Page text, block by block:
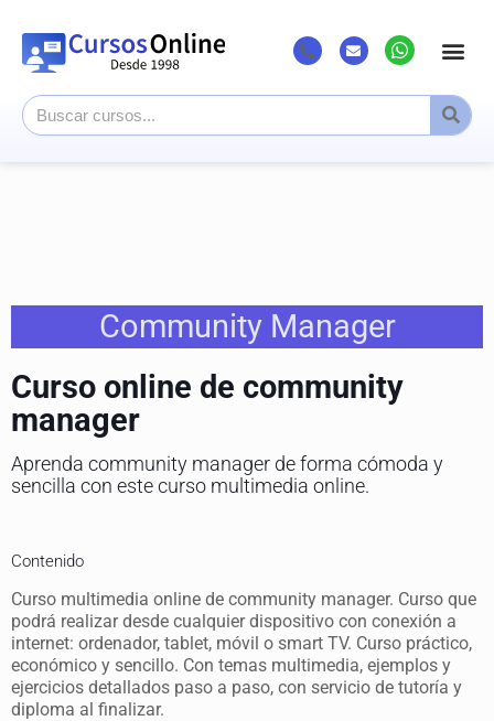
Community Manager
Curso online de community
manager
Aprenda community manager de forma cómoda y
sencilla con este curso multimedia online.
Contenido
Curso multimedia online de community manager. Curso que
podrá realizar desde cualquier dispositivo con conexión a
internet: ordenador, tablet, móvil o smart TV. Curso práctico,
económico y sencillo. Con temas multimedia, ejemplos y
ejercicios detallados paso a paso, con servicio de tutoría y
diploma al finalizar.